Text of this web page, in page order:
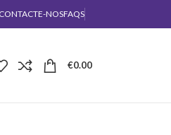
CONTACTE-NOSFAQS
€0.00